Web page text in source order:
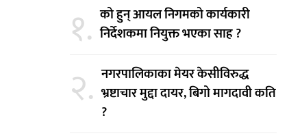
१. को हुन् आयल निगमको कार्यकारी
निर्देशकमा नियुक्त भएका साह ?
२. नगरपालिकाका मेयर केसीविरुद्ध
भ्रष्टाचार मुद्दा दायर, बिगो मागदावी कति
?